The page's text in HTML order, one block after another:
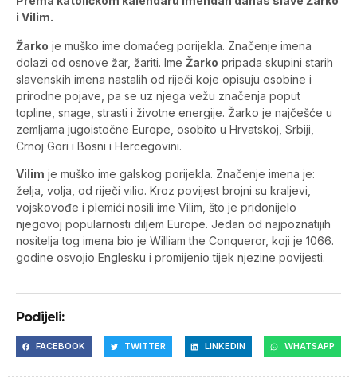
i Vilim.
Žarko je muško ime domaćeg porijekla. Značenje imena
dolazi od osnove žar, žariti. Ime Žarko pripada skupini starih
slavenskih imena nastalih od riječi koje opisuju osobine i
prirodne pojave, pa se uz njega vežu značenja poput
topline, snage, strasti i životne energije. Žarko je najčešće u
zemljama jugoistočne Europe, osobito u Hrvatskoj, Srbiji,
Crnoj Gori i Bosni i Hercegovini.
Vilim je muško ime galskog porijekla. Značenje imena je:
želja, volja, od riječi vilio. Kroz povijest brojni su kraljevi,
vojskovođe i plemići nosili ime Vilim, što je pridonijelo
njegovoj popularnosti diljem Europe. Jedan od najpoznatijih
nositelja tog imena bio je William the Conqueror, koji je 1066.
godine osvojio Englesku i promijenio tijek njezine povijesti.
Podijeli:
FACEBOOK TWITTER LINKEDIN WHATSAPP